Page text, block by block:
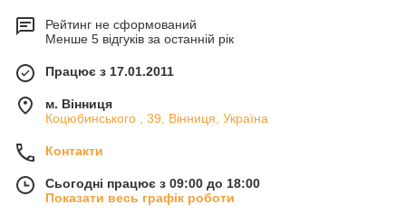
Рейтинг не сформований
Менше 5 відгуків за останній рік
Працює з 17.01.2011
м. Вінниця
Коцюбинського , 39, Вінниця, Україна
Контакти
Сьогодні працює з 09:00 до 18:00
Показати весь графік роботи